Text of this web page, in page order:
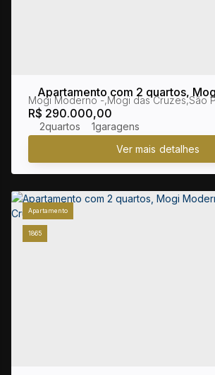
Apartamento com 2 quartos,
Mogi das Cruzes
R$ 290.000,00
Mogi Moderno ,Mogi das Cruzes,São
2 1
1865
Apartamento